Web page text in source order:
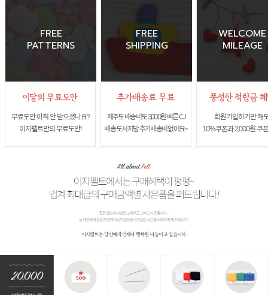
FREE
PATTERNS
무료도안 아직 안 받으셨나요?
이지펠트만의 무료도안!
FREE
SHIPPING
제주도 배송비도 3,000원 빠른 CJ
배송 도서지방 추가배송비 없어요~
WELCOME
MILEAGE
회원가입하기만 해
10%쿠폰과 2,000원 쿠